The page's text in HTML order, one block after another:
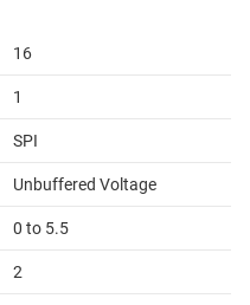
16
1
SPI
Unbuffered Voltage
0 to 5.5
2